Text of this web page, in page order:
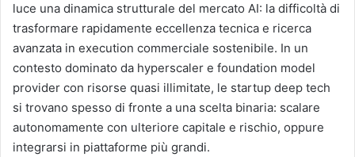
luce una dinamica strutturale del mercato AI: la difficoltà di
trasformare rapidamente eccellenza tecnica e ricerca
avanzata in execution commerciale sostenibile. In un
contesto dominato da hyperscaler e foundation model
provider con risorse quasi illimitate, le startup deep tech
si trovano spesso di fronte a una scelta binaria: scalare
autonomamente con ulteriore capitale e rischio, oppure
integrarsi in piattaforme più grandi.